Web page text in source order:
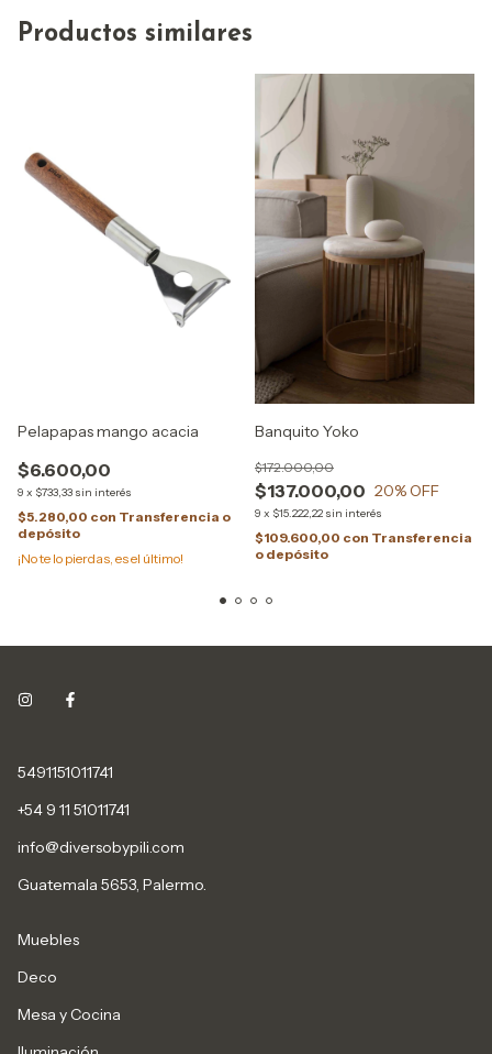
Productos similares
Pelapapas mango acacia
$6.600,00
9 x $733,33 sin interés
$5.280,00 con Transferencia o
depósito
¡No te lo pierdas, es el último!
Banquito Yoko
$137.000,00
$172.000,00
20% OFF
9 x $15.222,22 sin interés
$109.600,00 con Transferencia
o depósito
5491151011741
+54 9 11 51011741
info@diversobypili.com
Guatemala 5653, Palermo.
Muebles
Deco
Mesa y Cocina